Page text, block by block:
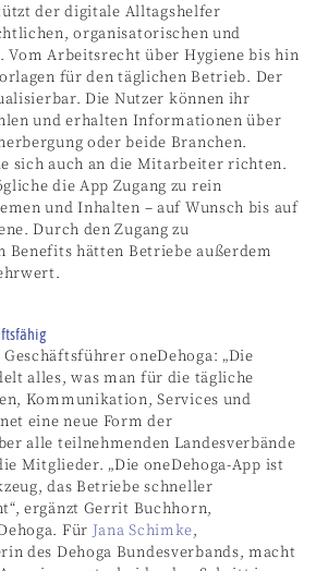
der digitale Alltagshelfer
organisatorischen und
Vom Arbeitsrecht über Hygiene bis hin
für den täglichen Betrieb. Der
Die Nutzer können ihr
und erhalten Informationen über
oder beide Branchen.
sich auch an die Mitarbeiter richten.
die App Zugang zu rein
und Inhalten – auf Wunsch bis auf
Durch den Zugang zu
Benefits hätten Betriebe außerdem
oneDehoga: „Die
alles, was man für die tägliche
Kommunikation, Services und
eine neue Form der
alle teilnehmenden Landesverbände
Mitglieder. „Die oneDehoga-App ist
das Betriebe schneller
ergänzt Gerrit Buchhorn,
Für Jana Schimke,
des Dehoga Bundesverbands, macht